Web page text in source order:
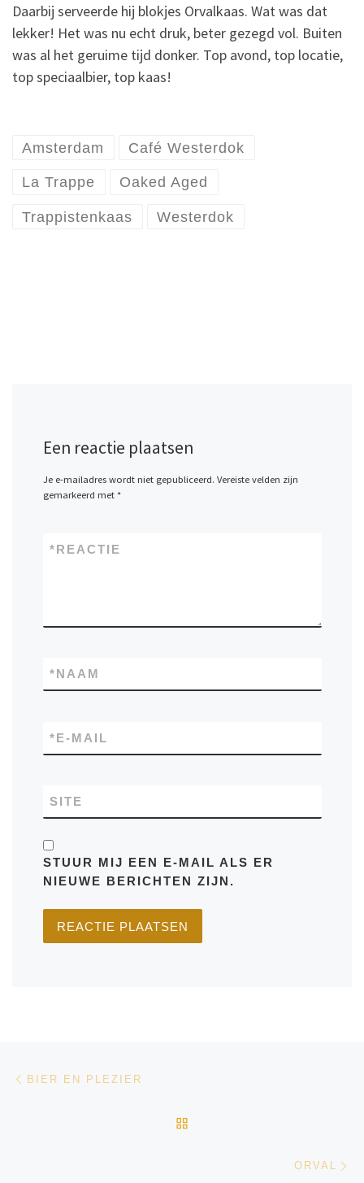
Daarbij serveerde hij blokjes Orvalkaas. Wat was dat
lekker! Het was nu echt druk, beter gezegd vol. Buiten
was al het geruime tijd donker. Top avond, top locatie,
top speciaalbier, top kaas!
Amsterdam Café Westerdok
La Trappe Oaked Aged
Trappistenkaas Westerdok
Een reactie plaatsen
Je e-mailadres wordt niet gepubliceerd. Vereiste velden zijn
gemarkeerd met *
REACTIE
*
NAAM
*
E-MAIL
*
SITE
STUUR MIJ EEN E-MAIL ALS ER
NIEUWE BERICHTEN ZIJN.
Bericht navigatie
BIER EN PLEZIER
ORVAL